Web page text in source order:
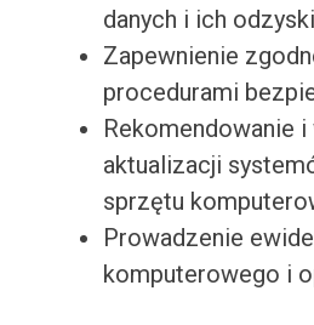
danych i ich
Zapewnienie
procedurami
Rekomendowanie i
aktualizacji
sprzętu
Prowadzenie
komputerowego i